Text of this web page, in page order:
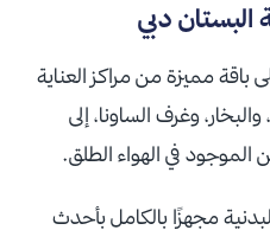
دبي
مميزة من مراكز العناية
وغرف الساونا، إلى
في الهواء الطلق.
مجهزًا بالكامل بأحدث